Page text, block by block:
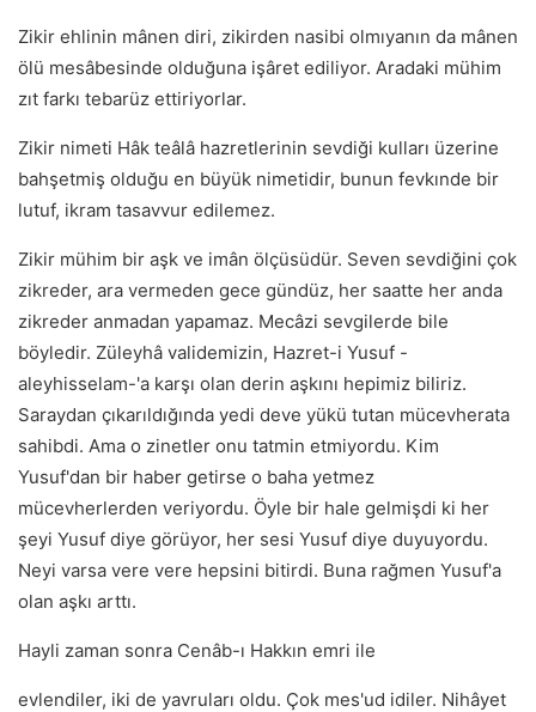
Zikir ehlinin mânen diri, zikirden nasibi olmıyanın da mânen
ölü mesâbesinde olduğuna işâret ediliyor. Aradaki mühim
zıt farkı tebarüz ettiriyorlar.
Zikir nimeti Hâk teâlâ hazretlerinin sevdiği kulları üzerine
bahşetmiş olduğu en büyük nimetidir, bunun fevkınde bir
lutuf, ikram tasavvur edilemez.
Zikir mühim bir aşk ve imân ölçüsüdür. Seven sevdiğini çok
zikreder, ara vermeden gece gündüz, her saatte her anda
zikreder anmadan yapamaz. Mecâzi sevgilerde bile
böyledir. Züleyhâ validemizin, Hazret-i Yusuf -
aleyhisselam-'a karşı olan derin aşkını hepimiz biliriz.
Saraydan çıkarıldığında yedi deve yükü tutan mücevherata
sahibdi. Ama o zinetler onu tatmin etmiyordu. Kim
Yusuf'dan bir haber getirse o baha yetmez
mücevherlerden veriyordu. Öyle bir hale gelmişdi ki her
şeyi Yusuf diye görüyor, her sesi Yusuf diye duyuyordu.
Neyi varsa vere vere hepsini bitirdi. Buna rağmen Yusuf'a
olan aşkı arttı.
Hayli zaman sonra Cenâb-ı Hakkın emri ile
evlendiler, iki de yavruları oldu. Çok mes'ud idiler. Nihâyet